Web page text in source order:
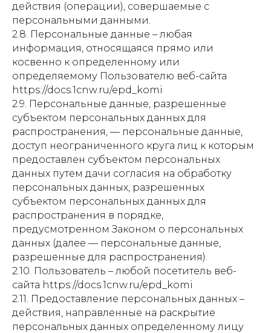
действия (операции), совершаемые с
персональными данными.
2.8. Персональные данные – любая
информация, относящаяся прямо или
косвенно к определенному или
определяемому Пользователю веб-сайта
https://docs.1cnw.ru/epd_komi
2.9. Персональные данные, разрешенные
субъектом персональных данных для
распространения, — персональные данные,
доступ неограниченного круга лиц к которым
предоставлен субъектом персональных
данных путем дачи согласия на обработку
персональных данных, разрешенных
субъектом персональных данных для
распространения в порядке,
предусмотренном Законом о персональных
данных (далее — персональные данные,
разрешенные для распространения).
2.10. Пользователь – любой посетитель веб-
сайта https://docs.1cnw.ru/epd_komi
2.11. Предоставление персональных данных –
действия, направленные на раскрытие
персональных данных определенному лицу